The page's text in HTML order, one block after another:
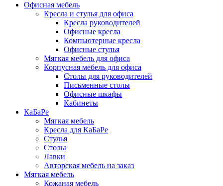
Офисная мебель
Кресла и стулья для офиса
Кресла руководителей
Офисные кресла
Компьютерные кресла
Офисные стулья
Мягкая мебель для офиса
Корпусная мебель для офиса
Столы для руководителей
Письменные столы
Офисные шкафы
Кабинеты
КаБаРе
Мягкая мебель
Кресла для КаБаРе
Стулья
Столы
Лавки
Авторская мебель на заказ
Мягкая мебель
Кожаная мебель